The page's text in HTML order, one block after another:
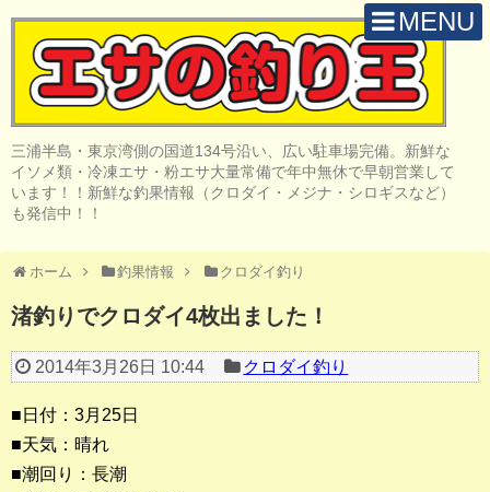
MENU
三浦半島・東京湾側の国道134号沿い、広い駐車場完備。新鮮な
イソメ類・冷凍エサ・粉エサ大量常備で年中無休で早朝営業して
います！！新鮮な釣果情報（クロダイ・メジナ・シロギスなど）
も発信中！！
ホーム 釣果情報 クロダイ釣り
渚釣りでクロダイ4枚出ました！
2014年3月26日 10:44 クロダイ釣り
■日付：3月25日
■天気：晴れ
■潮回り：長潮
H O M E
取 扱 商 品
釣 果 情 報
陸っぱりルアー
船・ボート釣り
その他の釣り